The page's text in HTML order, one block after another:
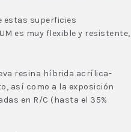
estas superficies
es muy flexible y resistente,
resina híbrida acrílica-
así como a la exposición
en R/C (hasta el 35%